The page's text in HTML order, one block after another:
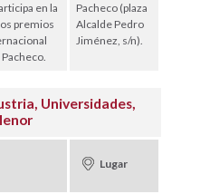
en la
premios
Pacheco (plaza
Alcalde Pedro
Jiménez, s/n).
Universidades,
Lugar